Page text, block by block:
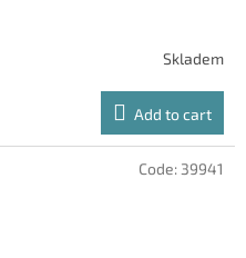
Skladem
Add to cart
Code: 39941